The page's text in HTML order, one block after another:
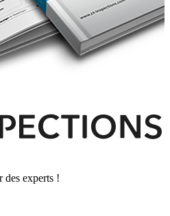
des experts !